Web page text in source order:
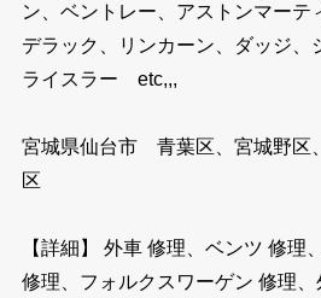
ン、ベントレー、アストンマーテ
デラック、リンカーン、ダッジ、
ライスラー etc,,,
宮城県仙台市 青葉区、宮城野区
区
【詳細】 外車 修理、ベンツ 修理
修理、フォルクスワーゲン 修理